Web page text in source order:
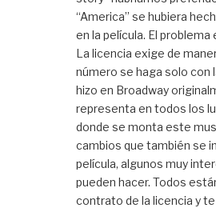
“America” se hubiera
en la película. El problema
La licencia exige de
número se haga solo con
hizo en Broadway
representa en todos los
donde se monta este
cambios que también se
película, algunos muy
pueden hacer. Todos
contrato de la licencia y